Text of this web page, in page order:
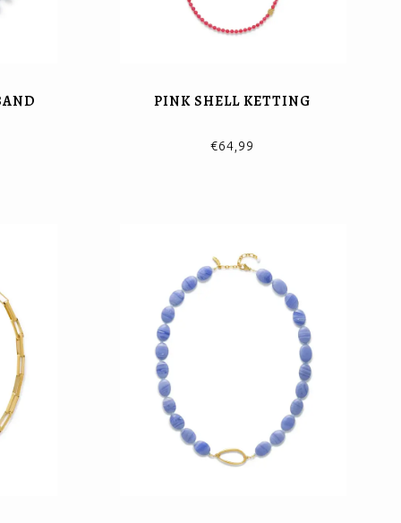
PINK SHELL KETTING
€64,99